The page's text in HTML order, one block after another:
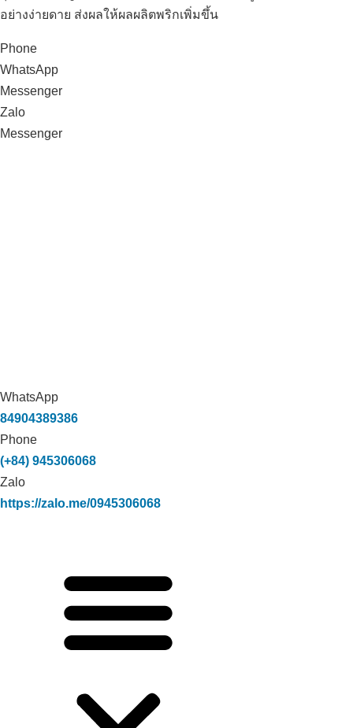
อย่างง่ายดาย ส่งผลให้ผลผลิตพริกเพิ่มขึ้น
Phone
WhatsApp
Messenger
Zalo
Messenger
WhatsApp
84904389386
Phone
(+84) 945306068
Zalo
https://zalo.me/0945306068